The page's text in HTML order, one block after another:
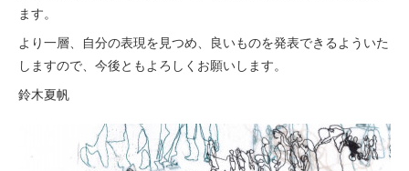
ます。
より一層、自分の表現を見つめ、良いものを発表できるよういた
しますので、今後ともよろしくお願いします。
鈴木夏帆